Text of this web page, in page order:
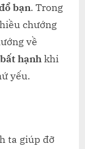
bạn. Trong
chướng
về
hạnh khi
yếu.
ta giúp đỡ